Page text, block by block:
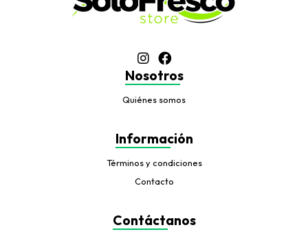
Nosotros
Quiénes somos
Información
Términos y condiciones
Contacto
Contáctanos